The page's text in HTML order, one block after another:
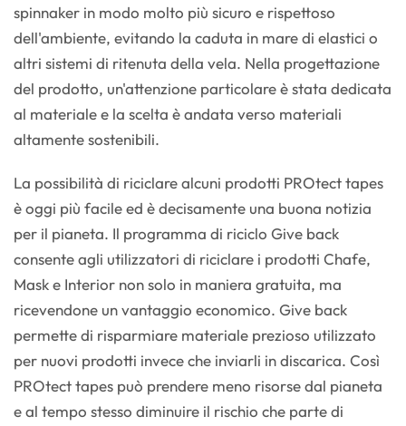
spinnaker in modo molto più sicuro e rispettoso
dell'ambiente, evitando la caduta in mare di elastici o
altri sistemi di ritenuta della vela. Nella progettazione
del prodotto, un'attenzione particolare è stata dedicata
al materiale e la scelta è andata verso materiali
altamente sostenibili.
La possibilità di riciclare alcuni prodotti PROtect tapes
è oggi più facile ed è decisamente una buona notizia
per il pianeta. Il programma di riciclo Give back
consente agli utilizzatori di riciclare i prodotti Chafe,
Mask e Interior non solo in maniera gratuita, ma
ricevendone un vantaggio economico. Give back
permette di risparmiare materiale prezioso utilizzato
per nuovi prodotti invece che inviarli in discarica. Così
PROtect tapes può prendere meno risorse dal pianeta
e al tempo stesso diminuire il rischio che parte di